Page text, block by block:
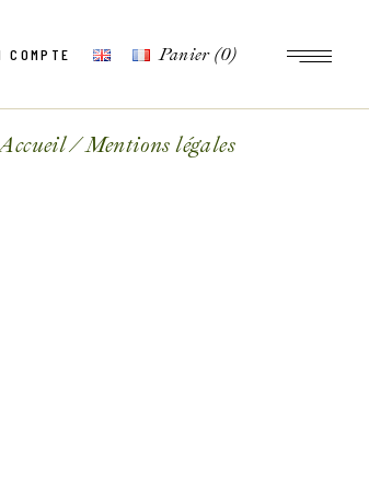
COMPTE Panier (0)
Mentions légales